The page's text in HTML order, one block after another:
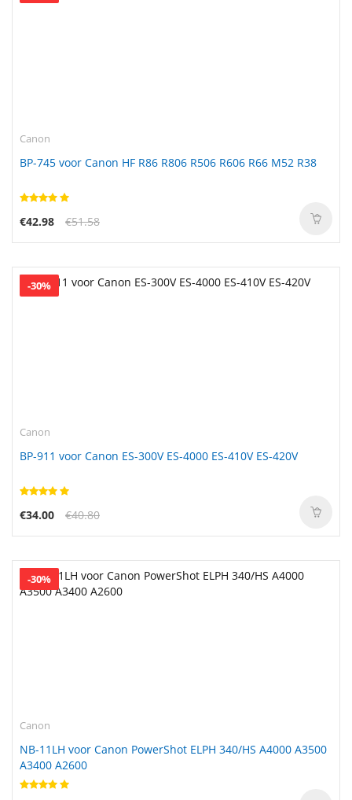
Canon
BP-745 voor Canon HF R86 R806 R506 R606 R66 M52 R38
€42.98 €51.58
-30%
Canon
BP-911 voor Canon ES-300V ES-4000 ES-410V ES-420V
€34.00 €40.80
-30%
Canon
NB-11LH voor Canon PowerShot ELPH 340/HS A4000 A3500
A3400 A2600